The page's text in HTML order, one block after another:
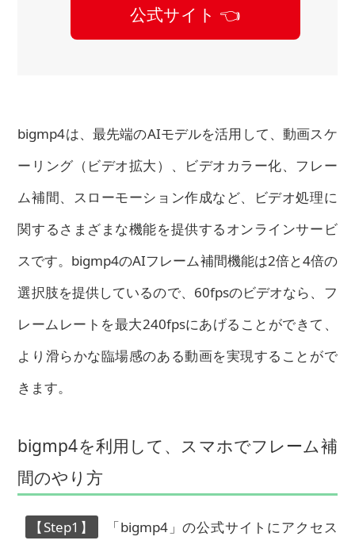
公式サイト 👈
bigmp4は、最先端のAIモデルを活用して、動画スケ
ーリング（ビデオ拡大）、ビデオカラー化、フレー
ム補間、スローモーション作成など、ビデオ処理に
関するさまざまな機能を提供するオンラインサービ
スです。bigmp4のAIフレーム補間機能は2倍と4倍の
選択肢を提供しているので、60fpsのビデオなら、フ
レームレートを最大240fpsにあげることができて、
より滑らかな臨場感のある動画を実現することがで
きます。
bigmp4を利用して、スマホでフレーム補
間のやり方
【Step1】
「bigmp4」の公式サイトにアクセス